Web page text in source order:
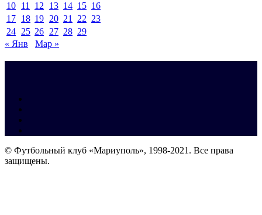
10 11 12 13 14 15 16
17 18 19 20 21 22 23
24 25 26 27 28 29
« Янв
Мар »
© Футбольный клуб «Мариуполь», 1998-2021. Все права
защищены.